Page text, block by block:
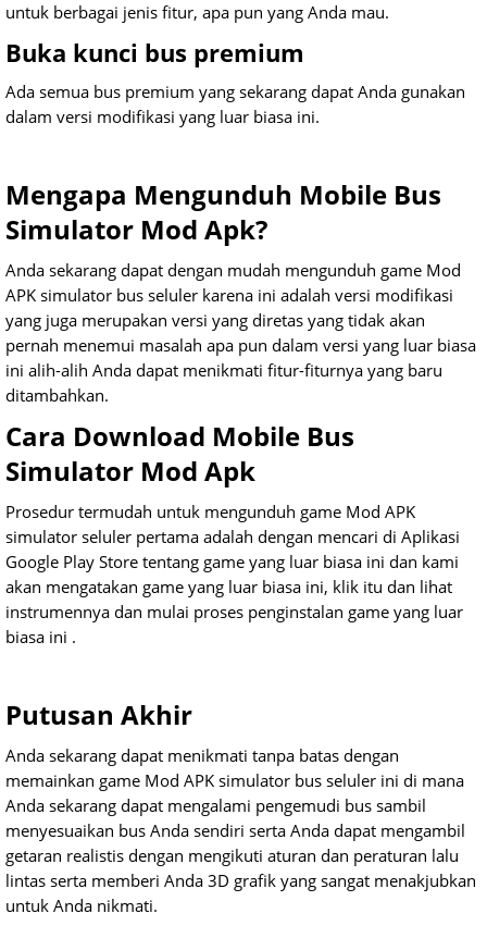
untuk berbagai jenis fitur, apa pun yang Anda mau.
Buka kunci bus premium
Ada semua bus premium yang sekarang dapat Anda gunakan
dalam versi modifikasi yang luar biasa ini.
Mengapa Mengunduh Mobile Bus
Simulator Mod Apk?
Anda sekarang dapat dengan mudah mengunduh game Mod
APK simulator bus seluler karena ini adalah versi modifikasi
yang juga merupakan versi yang diretas yang tidak akan
pernah menemui masalah apa pun dalam versi yang luar biasa
ini alih-alih Anda dapat menikmati fitur-fiturnya yang baru
ditambahkan.
Cara Download Mobile Bus
Simulator Mod Apk
Prosedur termudah untuk mengunduh game Mod APK
simulator seluler pertama adalah dengan mencari di Aplikasi
Google Play Store tentang game yang luar biasa ini dan kami
akan mengatakan game yang luar biasa ini, klik itu dan lihat
instrumennya dan mulai proses penginstalan game yang luar
biasa ini .
Putusan Akhir
Anda sekarang dapat menikmati tanpa batas dengan
memainkan game Mod APK simulator bus seluler ini di mana
Anda sekarang dapat mengalami pengemudi bus sambil
menyesuaikan bus Anda sendiri serta Anda dapat mengambil
getaran realistis dengan mengikuti aturan dan peraturan lalu
lintas serta memberi Anda 3D grafik yang sangat menakjubkan
untuk Anda nikmati.